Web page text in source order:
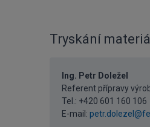
Tryskání
Ing. Petr Doležel
Referent přípravy
Tel.: +420 601 160 106
E-mail: